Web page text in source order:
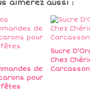
aimerez aussi :
de
pour
Sucre
Chez